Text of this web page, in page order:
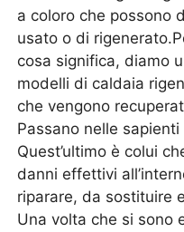
a coloro che possono
usato o di
cosa significa, diamo
modelli di caldaia
che vengono
Passano nelle
Quest’ultimo è colui
danni effettivi
riparare, da sostituire
Una volta che si sono